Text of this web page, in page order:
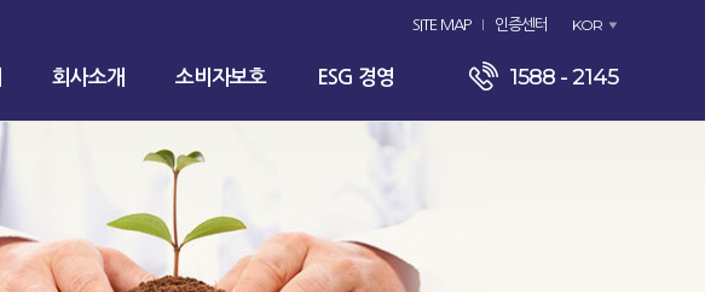
SITE MAP 인증센터 KOR
회사소개 소비자보호 ESG 경영 1588 - 2145